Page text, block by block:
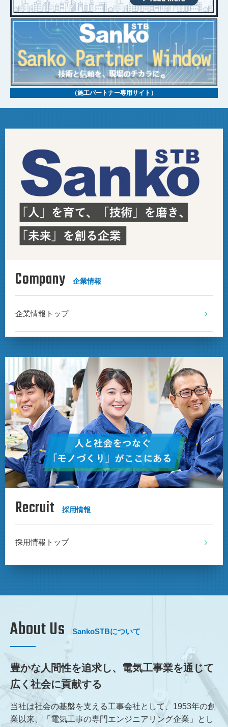
（施工パートナー専用サイト）
Company 企業情報
企業情報トップ
Recruit 採用情報
採用情報トップ
About Us SankoSTBについて
豊かな人間性を追求し、 電気工事業を通じて
広く社会に貢献する
当社は社会の基盤を支える工事会社として、1953年の創
業以来、「電気工事の専門エンジニアリング企業」とし